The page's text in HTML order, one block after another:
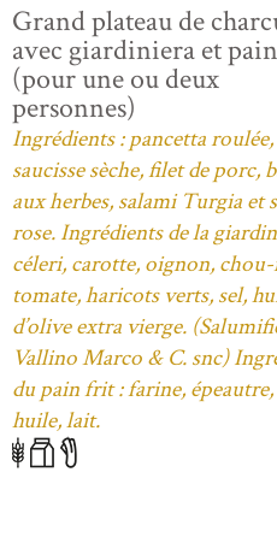
Grand plateau de
avec giardiniera et
(pour une ou deux
personnes)
Ingrédients : pancetta roulée,
saucisse sèche, filet de porc,
aux herbes, salami Turgia et
rose. Ingrédients de la
céleri, carotte, oignon,
tomate, haricots verts, sel,
d’olive extra vierge.
Vallino Marco & C. snc)
du pain frit : farine, épeautre,
huile, lait.